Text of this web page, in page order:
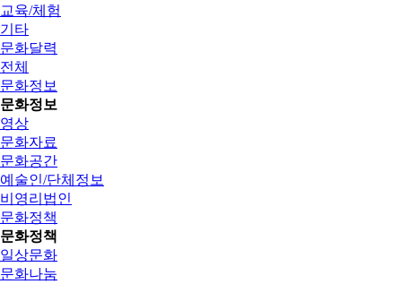
교육/체험
기타
문화달력
전체
문화정보
문화정보
영상
문화자료
문화공간
예술인/단체정보
비영리법인
문화정책
문화정책
일상문화
문화나눔